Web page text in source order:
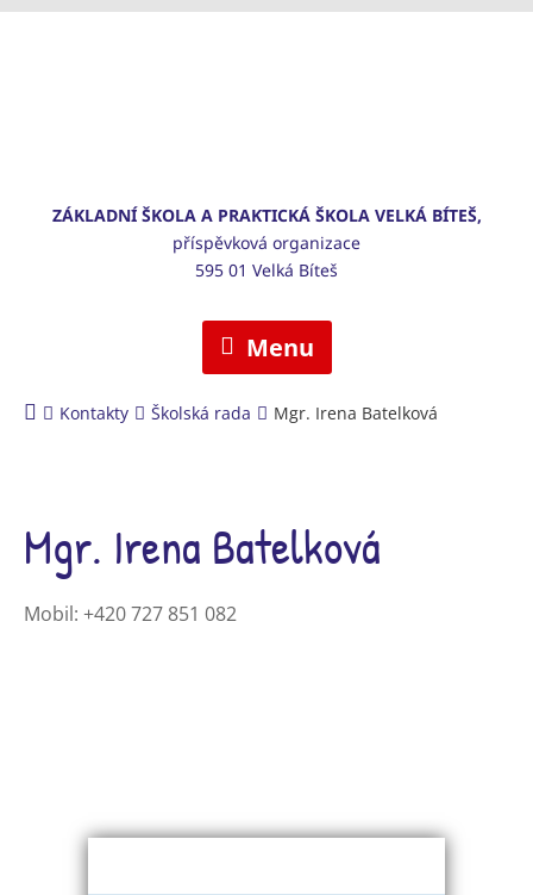
ZÁKLADNÍ ŠKOLA A PRAKTICKÁ ŠKOLA VELKÁ BÍTEŠ,
příspěvková organizace
595 01 Velká Bíteš
Menu
Kontakty Školská rada Mgr. Irena Batelková
Mgr. Irena Batelková
Mobil: +420 727 851 082